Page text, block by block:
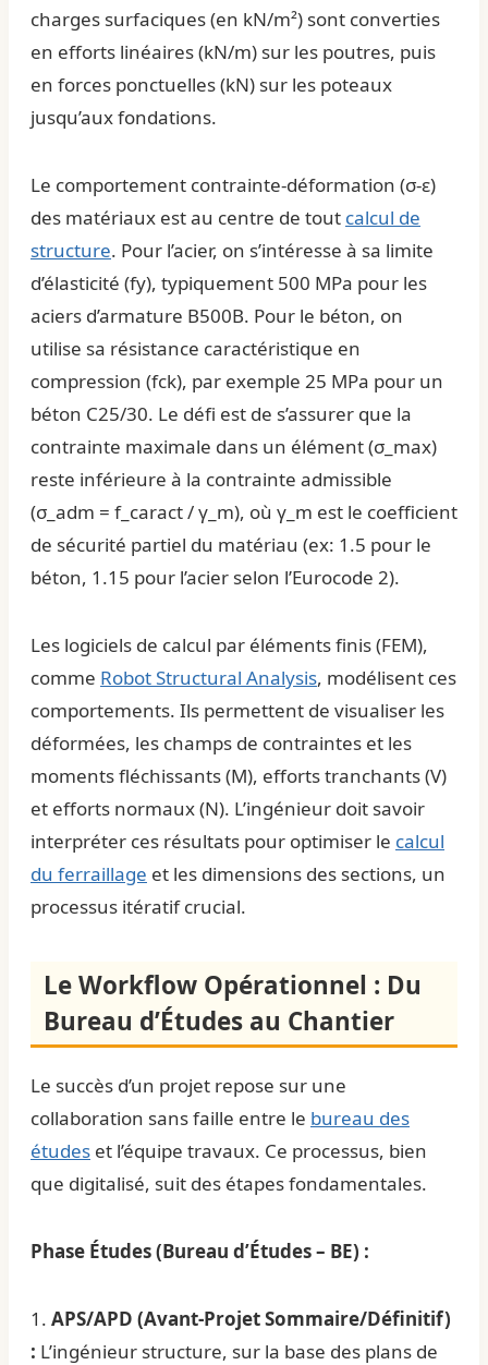
charges surfaciques (en kN/m²) sont converties
en efforts linéaires (kN/m) sur les poutres, puis
en forces ponctuelles (kN) sur les poteaux
jusqu’aux fondations.
Le comportement contrainte-déformation (σ-ε)
des matériaux est au centre de tout calcul de
structure. Pour l’acier, on s’intéresse à sa limite
d’élasticité (fy), typiquement 500 MPa pour les
aciers d’armature B500B. Pour le béton, on
utilise sa résistance caractéristique en
compression (fck), par exemple 25 MPa pour un
béton C25/30. Le défi est de s’assurer que la
contrainte maximale dans un élément (σ_max)
reste inférieure à la contrainte admissible
(σ_adm = f_caract / γ_m), où γ_m est le coefficient
de sécurité partiel du matériau (ex: 1.5 pour le
béton, 1.15 pour l’acier selon l’Eurocode 2).
Les logiciels de calcul par éléments finis (FEM),
comme Robot Structural Analysis, modélisent ces
comportements. Ils permettent de visualiser les
déformées, les champs de contraintes et les
moments fléchissants (M), efforts tranchants (V)
et efforts normaux (N). L’ingénieur doit savoir
interpréter ces résultats pour optimiser le calcul
du ferraillage et les dimensions des sections, un
processus itératif crucial.
Le Workflow Opérationnel : Du
Bureau d’Études au Chantier
Le succès d’un projet repose sur une
collaboration sans faille entre le bureau des
études et l’équipe travaux. Ce processus, bien
que digitalisé, suit des étapes fondamentales.
Phase Études (Bureau d’Études – BE) :
1. APS/APD (Avant-Projet Sommaire/Définitif)
: L’ingénieur structure, sur la base des plans de